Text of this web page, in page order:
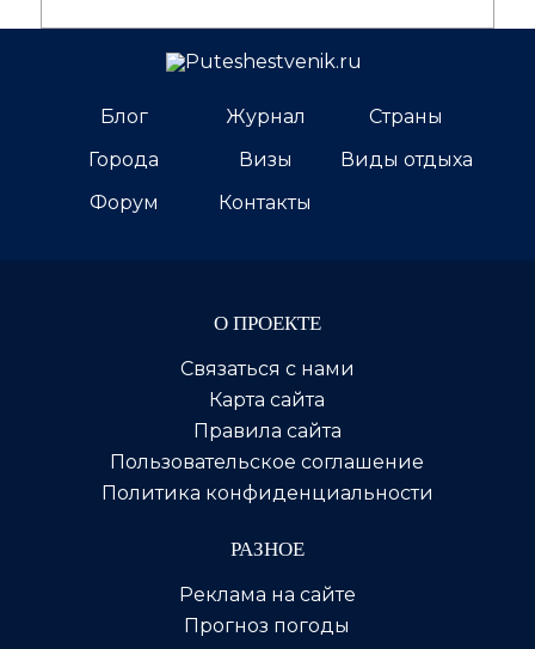
Блог Журнал
Страны
Города
Визы
Виды отдыха
Форум
Контакты
О ПРОЕКТЕ
Связаться с нами
Карта сайта
Правила сайта
Пользовательское соглашение
Политика конфиденциальности
РАЗНОЕ
Реклама на сайте
Прогноз погоды